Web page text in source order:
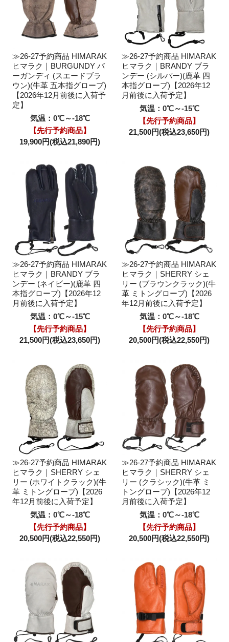
≫26-27予約商品 HIMARAK
ヒマラク｜BURGUNDY バ
ーガンディ (スエードブラ
ウン)(牛革 五本指グローブ)
【2026年12月前後に入荷予
定】
気温：0℃～-18℃
【先行予約商品】
19,900円(税込21,890円)
≫26-27予約商品 HIMARAK
ヒマラク｜BRANDY ブラ
ンデー (シルバー)(鹿革 四
本指グローブ)【2026年12
月前後に入荷予定】
気温：0℃～-15℃
【先行予約商品】
21,500円(税込23,650円)
≫26-27予約商品 HIMARAK
ヒマラク｜BRANDY ブラ
ンデー (ネイビー)(鹿革 四
本指グローブ)【2026年12
月前後に入荷予定】
気温：0℃～-15℃
【先行予約商品】
21,500円(税込23,650円)
≫26-27予約商品 HIMARAK
ヒマラク｜SHERRY シェ
リー (ブラウンクラック)(牛
革 ミトングローブ)【2026
年12月前後に入荷予定】
気温：0℃～-18℃
【先行予約商品】
20,500円(税込22,550円)
≫26-27予約商品 HIMARAK
ヒマラク｜SHERRY シェ
リー (ホワイトクラック)(牛
革 ミトングローブ)【2026
年12月前後に入荷予定】
気温：0℃～-18℃
【先行予約商品】
20,500円(税込22,550円)
≫26-27予約商品 HIMARAK
ヒマラク｜SHERRY シェ
リー (クラシック)(牛革 ミ
トングローブ)【2026年12
月前後に入荷予定】
気温：0℃～-18℃
【先行予約商品】
20,500円(税込22,550円)